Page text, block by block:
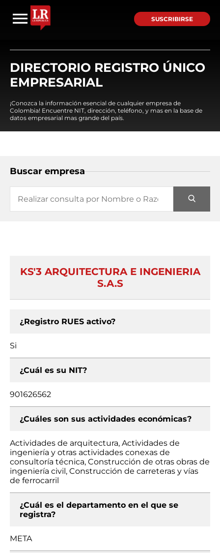
SUSCRIBIRSE
DIRECTORIO REGISTRO ÚNICO
EMPRESARIAL
¡Conozca la información esencial de cualquier empresa de
Colombia! Encuentre NIT, dirección, teléfono, y mas en la base de
datos empresarial mas grande del país.
Buscar empresa
KS'3 ARQUITECTURA E INGENIERIA
S.A.S
¿Registro RUES activo?
Si
¿Cuál es su NIT?
901626562
¿Cuáles son sus actividades económicas?
Actividades de arquitectura, Actividades de
ingeniería y otras actividades conexas de
consultoría técnica, Construcción de otras obras de
ingeniería civil, Construcción de carreteras y vías
de ferrocarril
¿Cuál es el departamento en el que se
registra?
META